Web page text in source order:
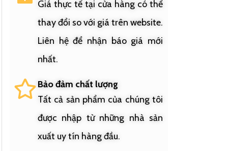
Giá thực tế tại cửa hàng có thể
thay đổi so với giá trên website.
Liên hệ để nhận báo giá mới
nhất.
Bảo đảm chất lượng
Tất cả sản phẩm của chúng tôi
được nhập từ những nhà sản
xuất uy tín hàng đầu.